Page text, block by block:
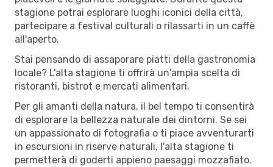
stagione potrai esplorare luoghi iconici della città,
partecipare a festival culturali o rilassarti in un caffè
all'aperto.
Stai pensando di assaporare piatti della gastronomia
locale? L'alta stagione ti offrirà un'ampia scelta di
ristoranti, bistrot e mercati alimentari.
Per gli amanti della natura, il bel tempo ti consentirà
di esplorare la bellezza naturale dei dintorni. Se sei
un appassionato di fotografia o ti piace avventurarti
in escursioni in riserve naturali, l'alta stagione ti
permetterà di goderti appieno paesaggi mozzafiato.